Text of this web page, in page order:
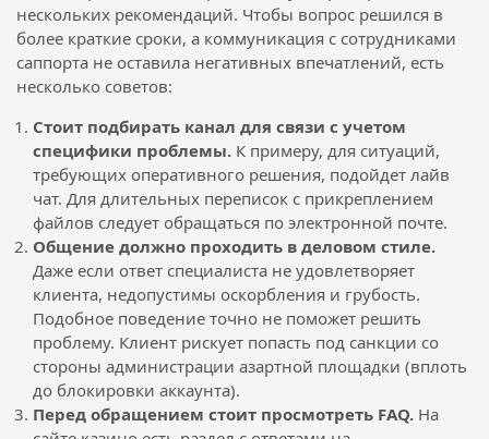
нескольких рекомендаций. Чтобы вопрос решился в
более краткие сроки, а коммуникация с сотрудниками
саппорта не оставила негативных впечатлений, есть
несколько советов:
Стоит подбирать канал для связи с учетом
специфики проблемы. К примеру, для ситуаций,
требующих оперативного решения, подойдет лайв
чат. Для длительных переписок с прикреплением
файлов следует обращаться по электронной почте.
Общение должно проходить в деловом стиле.
Даже если ответ специалиста не удовлетворяет
клиента, недопустимы оскорбления и грубость.
Подобное поведение точно не поможет решить
проблему. Клиент рискует попасть под санкции со
стороны администрации азартной площадки (вплоть
до блокировки аккаунта).
Перед обращением стоит просмотреть FAQ. На